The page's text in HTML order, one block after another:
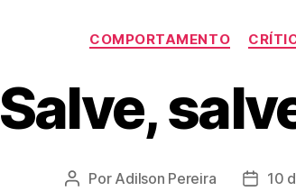
COMPORTAMENTO
Salve,
Autor
Por Adilson Pereira
Data
10